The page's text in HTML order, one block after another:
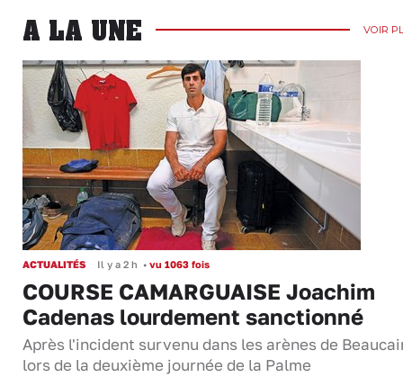
A LA UNE VOIR
ACTUALITÉS Il y a 2 h • vu 1063 fois
COURSE CAMARGUAISE Joachim
Cadenas lourdement sanctionné
Après l'incident survenu dans les arènes de
lors de la deuxième journée de la Palme